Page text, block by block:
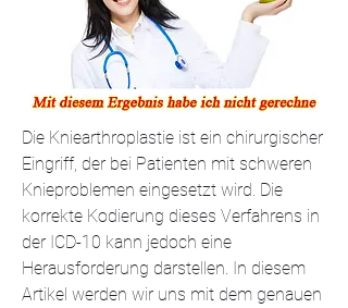
Die Kniearthroplastie ist ein chirurgischer
Eingriff, der bei Patienten mit schweren
Knieproblemen eingesetzt wird. Die
korrekte Kodierung dieses Verfahrens in
der ICD-10 kann jedoch eine
Herausforderung darstellen. In diesem
Artikel werden wir uns mit dem genauen